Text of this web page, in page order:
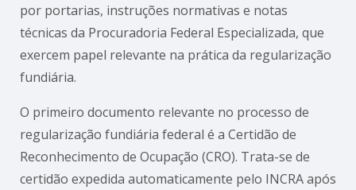
por portarias, instruções normativas e notas
técnicas da Procuradoria Federal Especializada, que
exercem papel relevante na prática da regularização
fundiária.
O primeiro documento relevante no processo de
regularização fundiária federal é a Certidão de
Reconhecimento de Ocupação (CRO). Trata-se de
certidão expedida automaticamente pelo INCRA após